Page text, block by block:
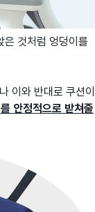
은 것처럼 엉덩이를
이와 반대로 쿠션이
안정적으로 받쳐줄